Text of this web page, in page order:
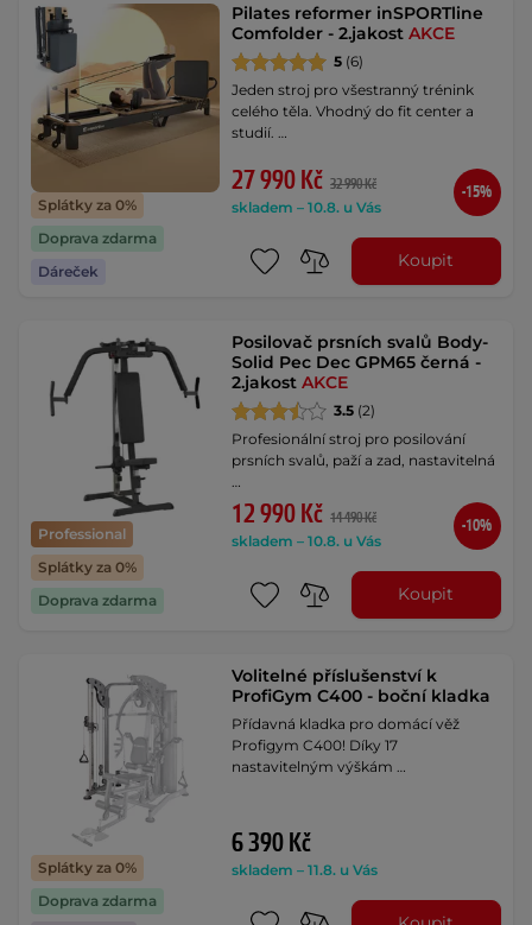
Splátky za 0%
Doprava zdarma
Dáreček
Pilates reformer inSPORTline
Comfolder - 2.jakostAKCE
5 (6)
Jeden stroj pro všestranný trénink
celého těla. Vhodný do fit center a
studií. …
27 990 Kč 32 990 Kč
skladem – 10.8. u Vás
-15%
Koupit
Professional
Splátky za 0%
Doprava zdarma
Posilovač prsních svalů Body-
Solid Pec Dec GPM65 černá -
2.jakostAKCE
3.5 (2)
Profesionální stroj pro posilování
prsních svalů, paží a zad, nastavitelná
12 990 Kč 14 490 Kč
skladem – 10.8. u Vás
-10%
Koupit
Splátky za 0%
Doprava zdarma
Volitelné příslušenství k
ProfiGym C400 - boční kladka
Přídavná kladka pro domácí věž
Profigym C400! Díky 17
nastavitelným výškám …
6 390 Kč
skladem – 11.8. u Vás